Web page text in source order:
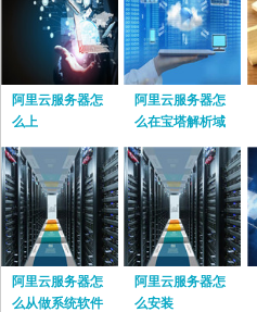
阿里云服务器怎
么上
阿里云服务器怎
么在宝塔解析域
名
阿里云服务器怎
么从做系统软件
阿里云服务器怎
么安装